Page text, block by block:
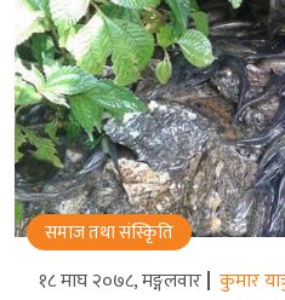
समाज तथा संस्किृति
१८ माघ २०७८, मङ्गलवार कुमार